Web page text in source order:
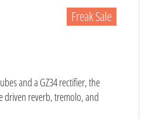
Freak Sale
and a GZ34 rectifier, the
driven reverb, tremolo, and